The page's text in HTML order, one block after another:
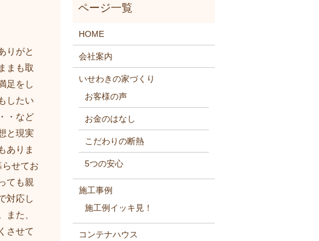
りがと
まも取
足をし
したい
・など
と現実
ありま
せてお
ても親
対応し
また、
させて
HOME
会社案内
いせわきの家づくり
お客様の声
お金のはなし
こだわりの断熱
5つの安心
施工事例
施工例イッキ見！
コンテナハウス